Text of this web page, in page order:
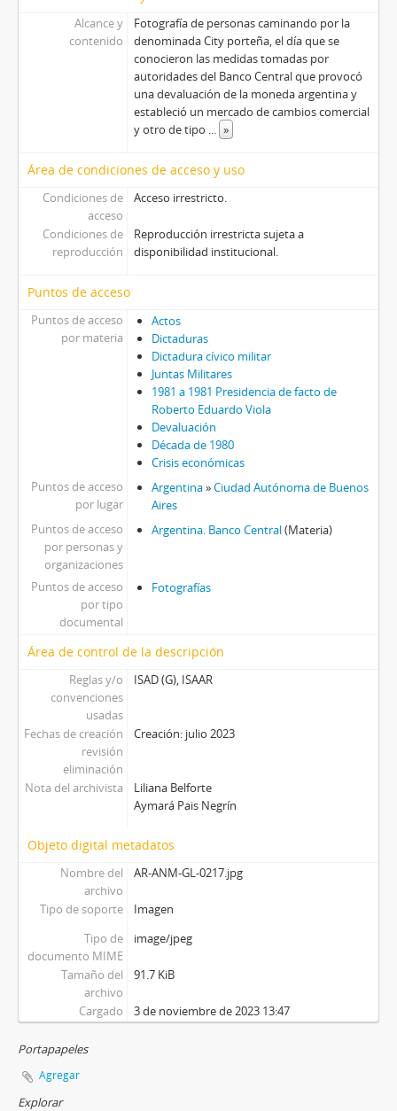
Alcance y
contenido
Fotografía de personas caminando por la
denominada City porteña, el día que se
conocieron las medidas tomadas por
autoridades del Banco Central que provocó
una devaluación de la moneda argentina y
estableció un mercado de cambios comercial
y otro de tipo ... »
Área de condiciones de acceso y uso
Condiciones de
acceso
Acceso irrestricto.
Condiciones de
reproducción
Reproducción irrestricta sujeta a
disponibilidad institucional.
Puntos de acceso
Puntos de acceso
por materia
Actos
Dictaduras
Dictadura cívico militar
Juntas Militares
1981 a 1981 Presidencia de facto de
Roberto Eduardo Viola
Devaluación
Década de 1980
Crisis económicas
Puntos de acceso
por lugar
Argentina»Ciudad Autónoma de Buenos
Aires
Puntos de acceso
por personas y
organizaciones
Argentina. Banco Central(Materia)
Puntos de acceso
por tipo
documental
Fotografías
Área de control de la descripción
Reglas y/o
convenciones
usadas
ISAD (G), ISAAR
Fechas de creación
revisión
eliminación
Creación: julio 2023
Nota del archivista
Liliana Belforte
Aymará Pais Negrín
Objeto digital metadatos
Nombre del
archivo
AR-ANM-GL-0217.jpg
Tipo de soporte
Imagen
Tipo de
documento MIME
image/jpeg
Tamaño del
archivo
91.7 KiB
Cargado 3 de noviembre de 2023 13:47
Portapapeles
Agregar
Explorar